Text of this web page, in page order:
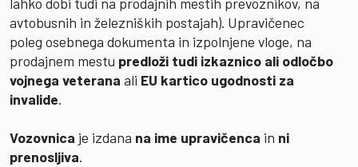
avtobusnih in železniških postajah). Upravičenec
poleg osebnega dokumenta in izpolnjene vloge, na
prodajnem mestu predloži tudi izkaznico ali odločbo
vojnega veterana ali EU kartico ugodnosti za
invalide.
Vozovnica je izdana na ime upravičenca in ni
prenosljiva.